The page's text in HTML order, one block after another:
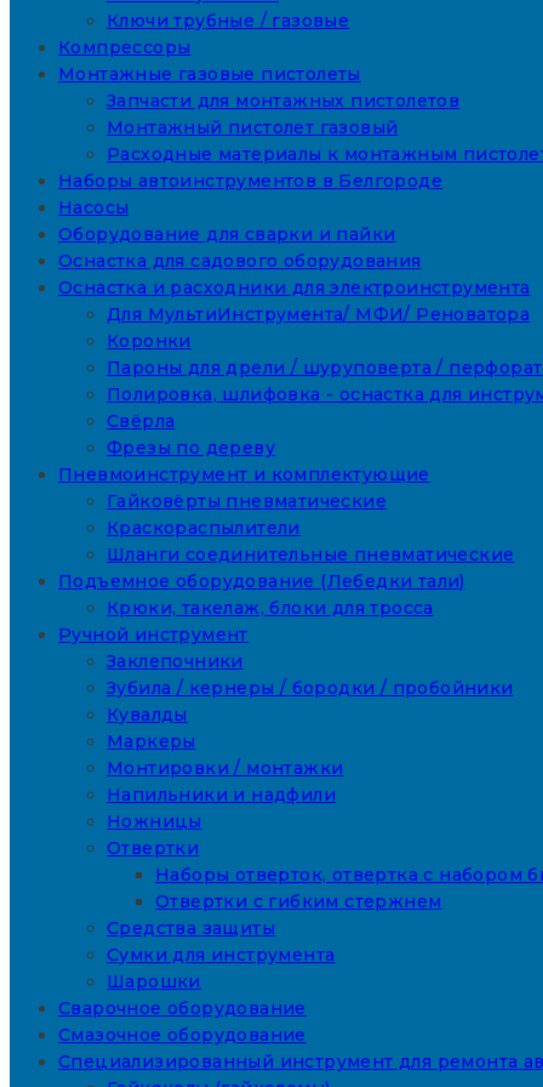
Ключи трубные / газовые
Компрессоры
Монтажные газовые пистолеты
Запчасти для монтажных пистолетов
Монтажный пистолет газовый
Расходные материалы к монтажным
Наборы автоинструментов в Белгороде
Насосы
Оборудование для сварки и пайки
Оснастка для садового оборудования
Оснастка и расходники для электроинструмента
Для МультиИнструмента/ МФИ/ Реноватора
Коронки
Пароны для дрели / шуруповерта /
Полировка, шлифовка - оснастка для
Свёрла
Фрезы по дереву
Пневмоинструмент и комплектующие
Гайковёрты пневматические
Краскораспылители
Шланги соединительные пневматические
Подъемное оборудование (Лебедки тали)
Крюки, такелаж, блоки для тросса
Ручной инструмент
Заклепочники
Зубила / кернеры / бородки / пробойники
Кувалды
Маркеры
Монтировки / монтажки
Напильники и надфили
Ножницы
Отвертки
Наборы отверток, отвертка с набором
Отвертки с гибким стержнем
Средства защиты
Сумки для инструмента
Шарошки
Сварочное оборудование
Смазочное оборудование
Специализированный инструмент для ремонта